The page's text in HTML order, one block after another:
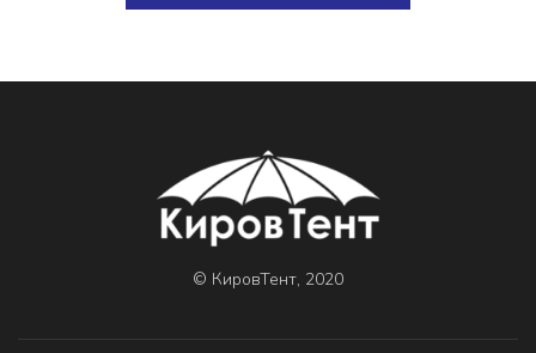
© КировТент, 2020